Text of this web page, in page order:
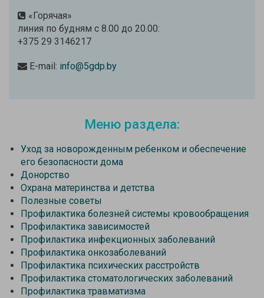
«Горячая»
линия по будням с 8.00 до 20.00:
+375 29 3146217
E-mail: info@5gdp.by
Меню раздела:
Уход за новорожденным ребенком и обеспечение
его безопасности дома
Донорство
Охрана материнства и детства
Полезные советы
Профилактика болезней системы кровообращения
Профилактика зависимостей
Профилактика инфекционных заболеваний
Профилактика онкозаболеваний
Профилактика психических расстройств
Профилактика стоматологических заболеваний
Профилактика травматизма